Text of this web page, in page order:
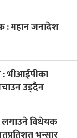
: महान जनादेश
: भीआईपीका
उड्दैन
लगाउने विधेयक